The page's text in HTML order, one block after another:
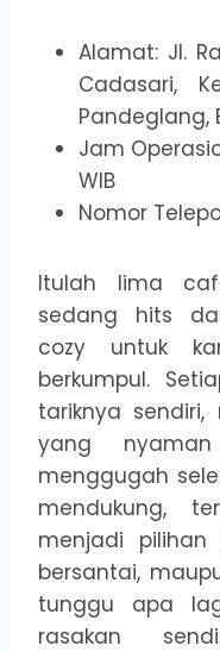
Alamat: Jl.
Cadasari,
Pandeglang,
Jam
WIB
Nomor
Itulah lima
sedang hits
cozy untuk
berkumpul.
tariknya
yang
menggugah
mendukung,
menjadi pilihan
bersantai,
tunggu apa
rasakan